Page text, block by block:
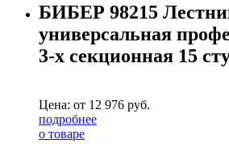
БИБЕР 98215
универсальная
3-х секционная 15
Цена: от 12 976 руб.
подробнее
о товаре